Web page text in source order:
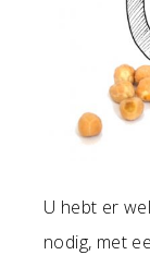
U hebt er
nodig, met